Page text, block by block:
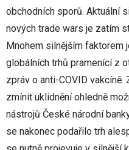
obchodních sporů. Aktuální
nových trade wars je zatím
Mnohem silnějším faktorem
globálních trhů pramenící z
zpráv o anti-COVID
zmínit uklidnění ohledně
nástrojů České národní
se nakonec podařilo trh